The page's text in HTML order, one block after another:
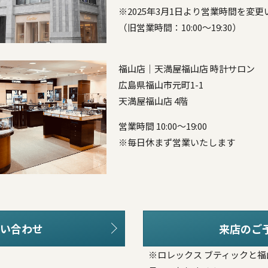
※2025年3月1日より営業時間を変更
（旧営業時間：10:00～19:30）
福山店｜天満屋福山店 時計サロン
広島県福山市元町1-1
天満屋福山店 4階
営業時間 10:00～19:00
※毎日休まず営業いたします
合わせ 来店のご
※ロレックス ブティックと